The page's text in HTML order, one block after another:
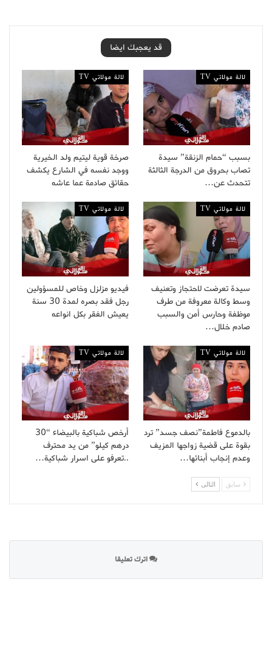
قد يعجبك ايضا
لالة مولاتي TV
بسبب “حمام الزنقة” سيدة
تصاب بحروق من الدرجة الثالثة
تتحدث عن…
لالة مولاتي TV
صرخة قوية ليتيم ولد الخيرية
ووجد نفسه في الشارع يكشف
حقائق صادمة عما عاشه
لالة مولاتي TV
سيدة تعرضت لاحتجاز وتعنيف
وسط وكالة معروفة من طرف
موظفة وحارس أمن والسبب
صادم خلال…
لالة مولاتي TV
فيديو مزلزل وخاص للمسؤولين
رجل فقد بصره لمدة 30 سنة
يعيش الفقر بكل انواعه
لالة مولاتي TV
بالدموع فاطمة”نصف جسد” ترد
بقوة على قضية زواجها المزيف
وعدم إنجاب أبنائها…
لالة مولاتي TV
أرخص شباكية بالبيضاء “30
درهم كيلو” من يد محترف
..تعرفو على اسرار شباكية…
سابق التالى
اترك تعليقا